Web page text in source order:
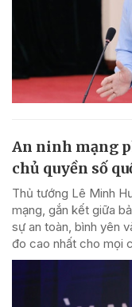
An ninh mạng
chủ quyền số
Thủ tướng Lê Minh
mạng, gắn kết giữa
sự an toàn, bình yên
đo cao nhất cho mọi